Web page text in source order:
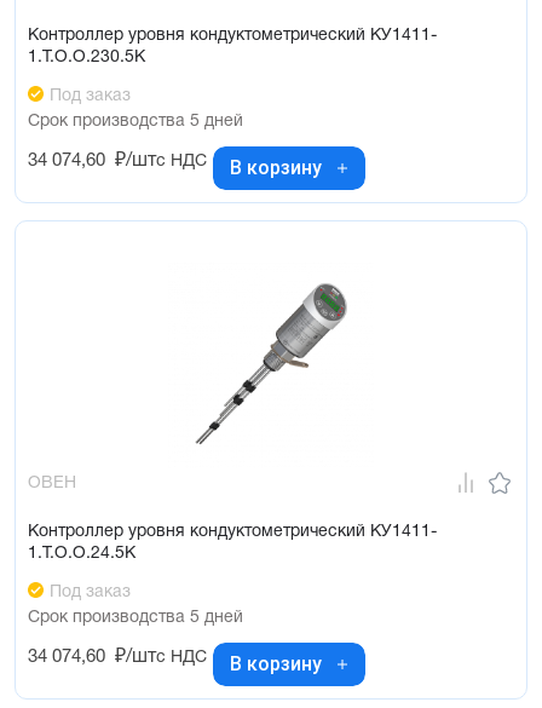
Контроллер уровня кондуктометрический КУ1411-
1.Т.О.О.230.5К
Под заказ
Срок производства 5 дней
34 074,60 ₽/штс НДС В корзину
ОВЕН
Контроллер уровня кондуктометрический КУ1411-
1.Т.О.О.24.5К
Под заказ
Срок производства 5 дней
34 074,60 ₽/штс НДС В корзину